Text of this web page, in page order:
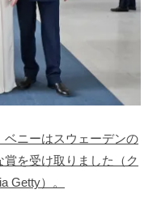
ベニーはスウェーデンの
を受け取りました（ク
Getty）。